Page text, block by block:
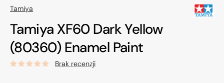
Tamiya
Tamiya XF60 Dark Yellow
(80360) Enamel Paint
Brak recenzji